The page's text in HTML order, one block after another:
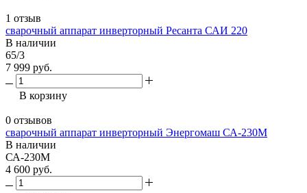
1 отзыв
сварочный аппарат инверторный Ресанта САИ 220
В наличии
65/3
7 999 руб.
В корзину
0 отзывов
сварочный аппарат инверторный Энергомаш СА-230М
В наличии
СА-230М
4 600 руб.